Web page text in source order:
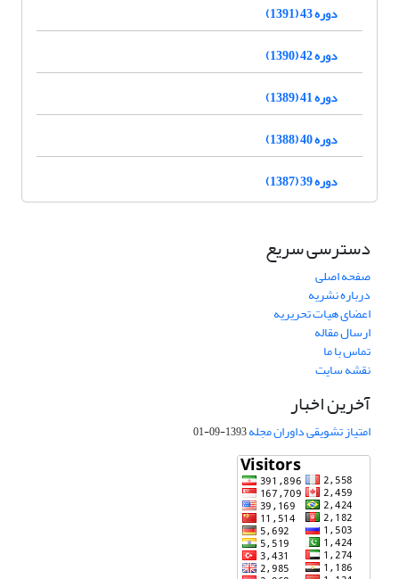
دوره 43 (1391)
دوره 42 (1390)
دوره 41 (1389)
دوره 40 (1388)
دوره 39 (1387)
دسترسی سریع
صفحه اصلی
درباره نشریه
اعضای هیات تحریریه
ارسال مقاله
تماس با ما
نقشه سایت
آخرین اخبار
امتیاز تشویقی داوران مجله1393-09-01